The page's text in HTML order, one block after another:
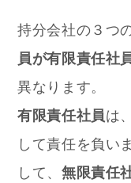
持分会社の３つ
員が有限責任社
異なります。
有限責任社員は
して責任を負い
して、無限責任